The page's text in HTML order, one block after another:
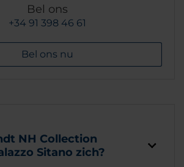
Bel ons
+34 91 398 46 61
Bel ons nu
NH Collection
Sitano zich?